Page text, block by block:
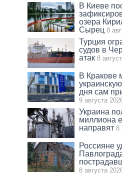
В Киеве
озера
Сырец 8
Турция
судов в
атак 8
В Кракове
дня сам
9 августа
Украина
миллиона
направят 8
Россияне
8 августа